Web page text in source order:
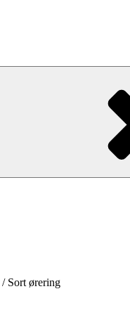
/ Sort ørering